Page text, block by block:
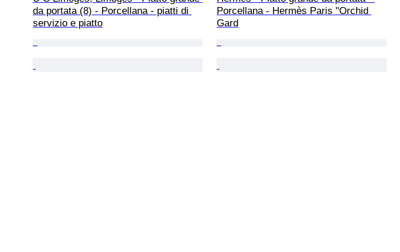
da portata (8) - Porcellana - piatti di
servizio e piatto
Porcellana - Hermès Paris "Orchid
Gard